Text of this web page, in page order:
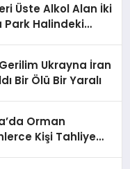
Üste Alkol Alan İki
Park Halindeki
Ukrayna İran
Bir Ölü Bir Yaralı
Orman
Kişi Tahliye